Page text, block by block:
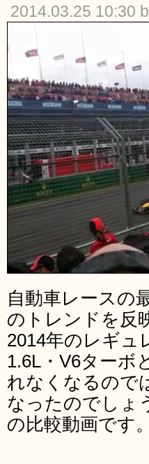
2014.03.25 10:30
自動車レースの
のトレンドを反
2014年のレギュ
1.6L・V6ターボ
れなくなるので
なったのでしょ
の比較動画です。